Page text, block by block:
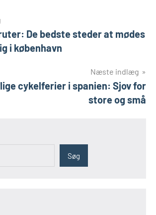
De bedste steder at mødes
i københavn
Næste indlæg
cykelferier i spanien: Sjov for
store og små
Søg